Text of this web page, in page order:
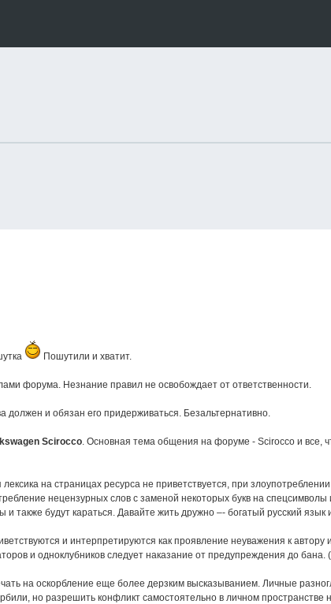
Пошутили и хватит.
форума. Незнание правил не освобождает от ответственности.
должен и обязан его придерживаться. Безальтернативно.
Scirocco. Основная тема общения на форуме - Scirocco и все,
на страницах ресурса не приветствуется, при
нецензурных слов с заменой некоторых букв на спецсимволы
также будут караться. Давайте жить дружно –- богатый русский
и интерпретируются как проявление неуважения к автору
и одноклубников следует наказание от предупреждения до бана.
на оскорбление еще более дерзким высказыванием. Личные
но разрешить конфликт самостоятельно в личном пространстве